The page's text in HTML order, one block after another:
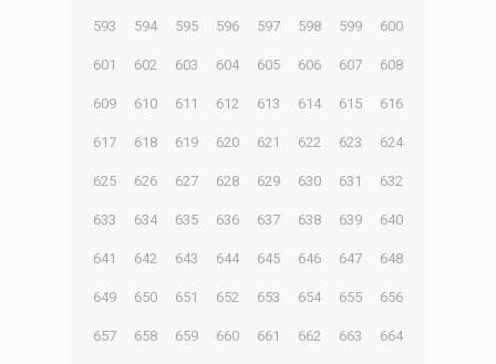
593 594 595 596 597 598 599 600
601 602 603 604 605 606 607 608
609 610 611 612 613 614 615 616
617 618 619 620 621 622 623 624
625 626 627 628 629 630 631 632
633 634 635 636 637 638 639 640
641 642 643 644 645 646 647 648
649 650 651 652 653 654 655 656
657 658 659 660 661 662 663 664